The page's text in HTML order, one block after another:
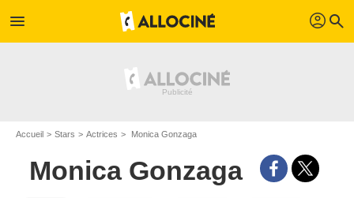
menu profil search
Accueil Stars Actrices Monica Gonzaga
Monica Gonzaga